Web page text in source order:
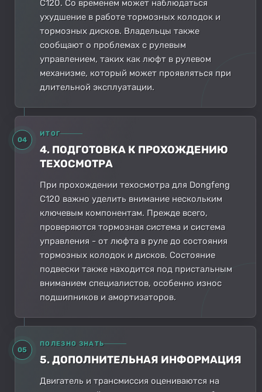
C120. Со временем может наблюдаться
ухудшение в работе тормозных колодок и
тормозных дисков. Владельцы также
сообщают о проблемах с рулевым
управлением, таких как люфт в рулевом
механизме, который может проявляться при
длительной эксплуатации.
04
ИТОГ
4. ПОДГОТОВКА К ПРОХОЖДЕНИЮ
ТЕХОСМОТРА
При прохождении техосмотра для Dongfeng
C120 важно уделить внимание нескольким
ключевым компонентам. Прежде всего,
проверяются тормозная система и система
управления - от люфта в руле до состояния
тормозных колодок и дисков. Состояние
подвески также находится под пристальным
вниманием специалистов, особенно износ
подшипников и амортизаторов.
05
ПОЛЕЗНО ЗНАТЬ
5. ДОПОЛНИТЕЛЬНАЯ ИНФОРМАЦИЯ
Двигатель и трансмиссия оцениваются на